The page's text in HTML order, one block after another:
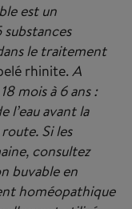
est un
le traitement
rhinite.A
mois à 6 ans :
l’eau avant la
Si les
consultez
buvable en
homéopathique